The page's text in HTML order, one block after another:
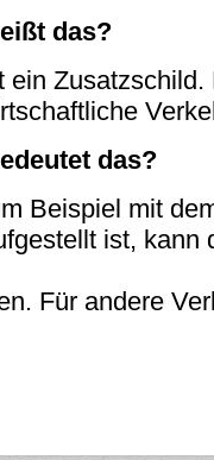
das?
ein Zusatzschild.
das?
Beispiel mit
ist, kann
Für andere